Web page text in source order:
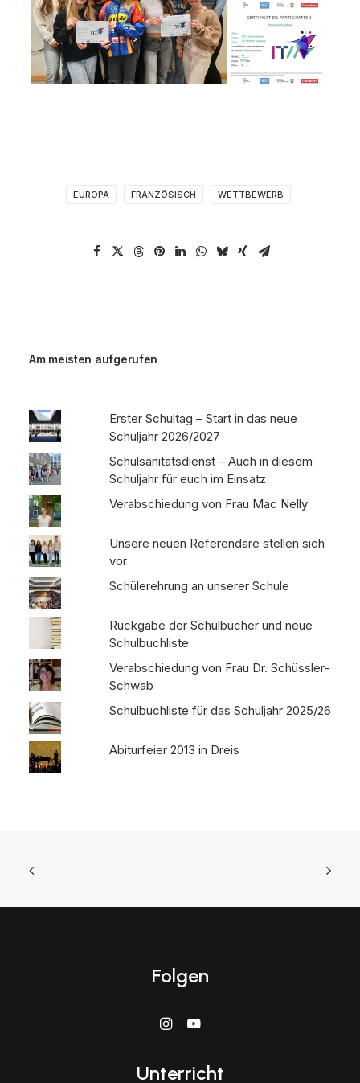
EUROPA FRANZÖSISCH WETTBEWERB
Am meisten aufgerufen
Erster Schultag – Start in das neue
Schuljahr 2026/2027
Schulsanitätsdienst – Auch in diesem
Schuljahr für euch im Einsatz
Verabschiedung von Frau Mac Nelly
Unsere neuen Referendare stellen sich
vor
Schülerehrung an unserer Schule
Rückgabe der Schulbücher und neue
Schulbuchliste
Verabschiedung von Frau Dr. Schüssler-
Schwab
Schulbuchliste für das Schuljahr 2025/26
Abiturfeier 2013 in Dreis
Folgen
Unterricht